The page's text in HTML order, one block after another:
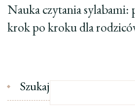
Nauka czytania sylabami:
krok po kroku dla
Szukaj